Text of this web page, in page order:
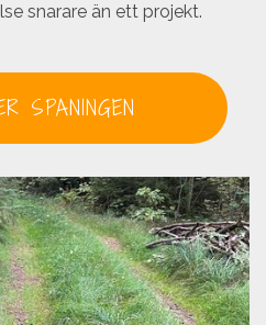
snarare än ett projekt.
SPANINGEN